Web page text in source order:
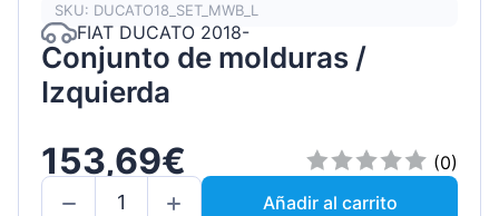
SKU: DUCATO18_SET_MWB_L
FIAT DUCATO 2018-
Conjunto de molduras /
Izquierda
153,69€
(0)
Añadir al carrito